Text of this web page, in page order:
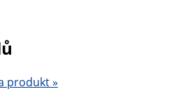
produkt »